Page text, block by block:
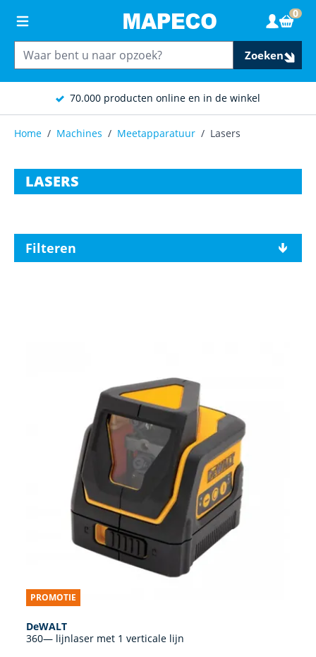
70.000 producten online en in de winkel
Zoeken
0
Home / Machines / Meetapparatuur / Lasers
LASERS
Filteren
PROMOTIE
DeWALT
360— lijnlaser met 1 verticale lijn